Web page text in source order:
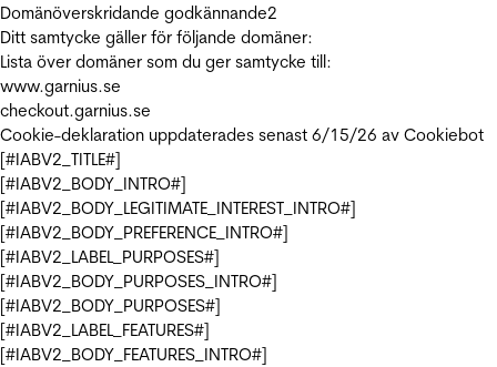
Domänöverskridande godkännande2
Ditt samtycke gäller för följande domäner:
Lista över domäner som du ger samtycke till:
www.garnius.se
checkout.garnius.se
Cookie-deklaration uppdaterades senast 6/15/26 av Cookiebot
[#IABV2_TITLE#]
[#IABV2_BODY_INTRO#]
[#IABV2_BODY_LEGITIMATE_INTEREST_INTRO#]
[#IABV2_BODY_PREFERENCE_INTRO#]
[#IABV2_LABEL_PURPOSES#]
[#IABV2_BODY_PURPOSES_INTRO#]
[#IABV2_BODY_PURPOSES#]
[#IABV2_LABEL_FEATURES#]
[#IABV2_BODY_FEATURES_INTRO#]